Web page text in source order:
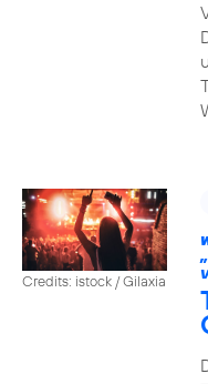
Credits: istock / Gilaxia